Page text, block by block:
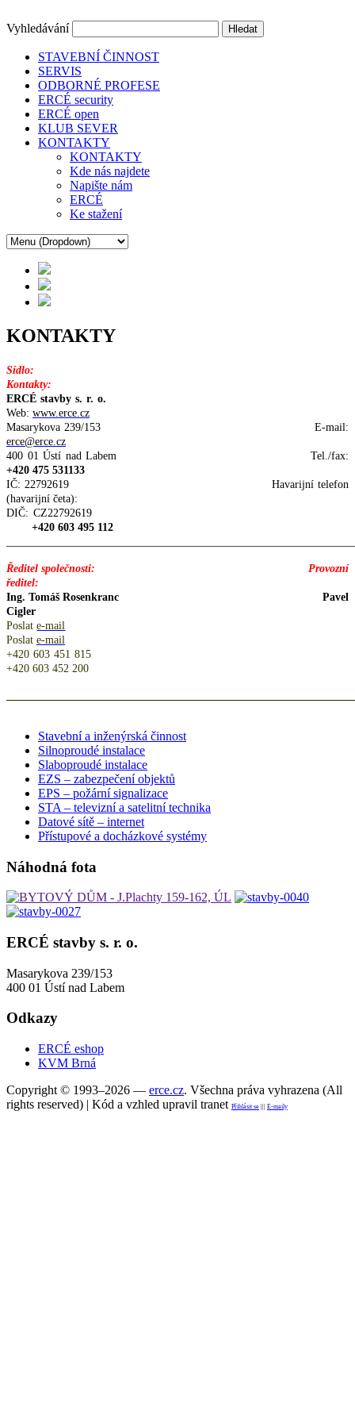
ercé
technika a řemeslo
Vyhledávání
STAVEBNÍ ČINNOST
SERVIS
ODBORNÉ PROFESE
ERCÉ security
ERCÉ open
KLUB SEVER
KONTAKTY
KONTAKTY
Kde nás najdete
Napište nám
ERCÉ
Ke stažení
KONTAKTY
Sídlo:
Kontakty:
ERCÉ stavby s. r. o.
Web: www.erce.cz
Masarykova 239/153 E-mail:
erce@erce.cz
400 01 Ústí nad Labem Tel./fax:
+420 475 531133
IČ: 22792619 Havarijní telefon
(havarijní četa):
DIČ: CZ22792619
+420 603 495 112
Ředitel společnosti:
Provozní
ředitel:
Ing. Tomáš Rosenkranc
Pavel
Cigler
Poslate-mail
Poslat e-mail
+420 603 451 815
+420 603 452 200
Stavební a inženýrská činnost
Silnoproudé instalace
Slaboproudé instalace
EZS – zabezpečení objektů
EPS – požární signalizace
STA – televizní a satelitní technika
Datové sítě – internet
Přístupové a docházkové systémy
Náhodná fota
ERCÉ stavby s. r. o.
Masarykova 239/153
400 01 Ústí nad Labem
Odkazy
ERCÉ eshop
KVM Brná
Copyright © 1993–2026 — erce.cz. Všechna práva vyhrazena (All
rights reserved) | Kód a vzhled upravil tranet Přihlásit se E-maily